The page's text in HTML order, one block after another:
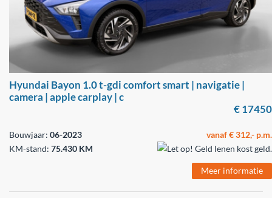
Hyundai Bayon 1.0 t-gdi comfort smart | navigatie |
camera | apple carplay | c
€ 17450
Bouwjaar: 06-2023
KM-stand: 75.430 KM
vanaf € 312,- p.m.
Meer informatie